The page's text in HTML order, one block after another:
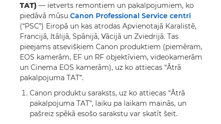
TAT) — ietverts remontiem un pakalpojumiem, ko
piedāvā mūsu Canon Professional Service centri
(“PSC”) Eiropā un kas atrodas Apvienotajā Karalistē,
Francijā, Itālijā, Spānijā, Vācijā un Zviedrijā. Tas
pieejams atsevišķiem Canon produktiem (piemēram,
EOS kamerām, EF un RF objektīviem, videokamerām
un Cinema EOS kamerām), uz ko attiecas “Ātrā
pakalpojuma TAT”.
Canon produktu saraksts, uz ko attiecas “Ātrā
pakalpojuma TAT”, laiku pa laikam mainās, un
pašreiz spēkā esošo sarakstu var skatīt šeit.